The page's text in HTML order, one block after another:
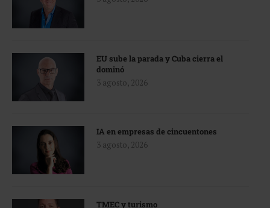
EU sube la parada y Cuba cierra el
dominó
3 agosto, 2026
IA en empresas de cincuentones
3 agosto, 2026
TMEC y turismo